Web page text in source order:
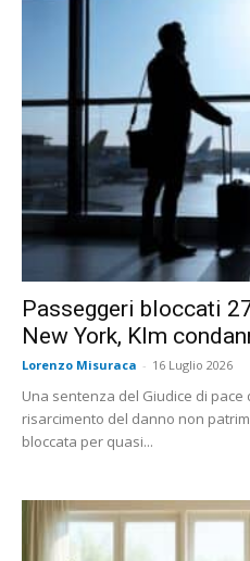
Passeggeri bloccati
New York, Klm
Lorenzo Misuraca - 16 Luglio 2026
Una sentenza del Giudice di
risarcimento del danno non
bloccata per quasi...